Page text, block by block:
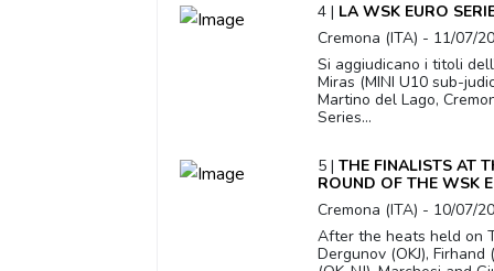
4 | LA WSK EURO
Cremona (ITA) - 11/07/
Si aggiudicano i titoli
Miras (MINI U10 sub-
Martino del Lago,
Series...
5 | THE FINALISTS AT
ROUND OF THE WSK
Cremona (ITA) - 10/07/
After the heats held on
Dergunov (OKJ), Firhand